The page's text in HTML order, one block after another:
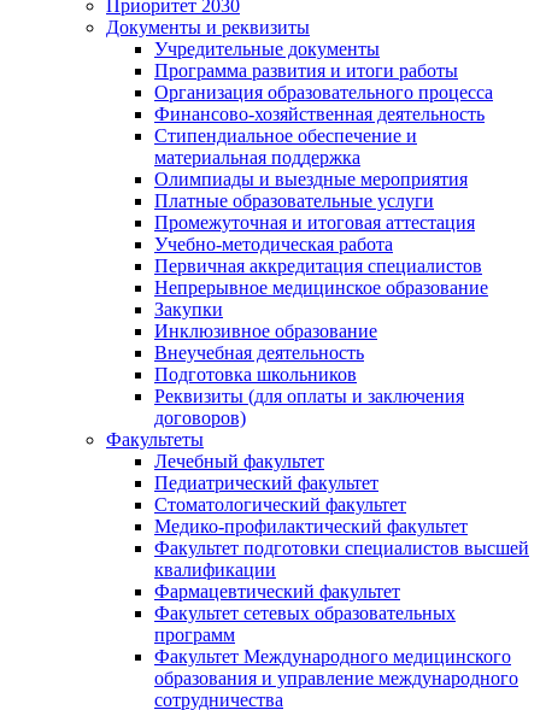
Приоритет 2030
Документы и реквизиты
Учредительные документы
Программа развития и итоги работы
Организация образовательного процесса
Финансово-хозяйственная деятельность
Стипендиальное обеспечение и
материальная поддержка
Олимпиады и выездные мероприятия
Платные образовательные услуги
Промежуточная и итоговая аттестация
Учебно-методическая работа
Первичная аккредитация специалистов
Непрерывное медицинское образование
Закупки
Инклюзивное образование
Внеучебная деятельность
Подготовка школьников
Реквизиты (для оплаты и заключения
договоров)
Факультеты
Лечебный факультет
Педиатрический факультет
Стоматологический факультет
Медико-профилактический факультет
Факультет подготовки специалистов высшей
квалификации
Фармацевтический факультет
Факультет сетевых образовательных
программ
Факультет Международного медицинского
образования и управление международного
сотрудничества